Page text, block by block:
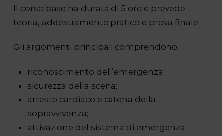
Il corso base ha durata di 5 ore e prevede
teoria, addestramento pratico e prova finale.
Gli argomenti principali comprendono:
riconoscimento dell’emergenza;
sicurezza della scena;
arresto cardiaco e catena della
sopravvivenza;
attivazione del sistema di emergenza;